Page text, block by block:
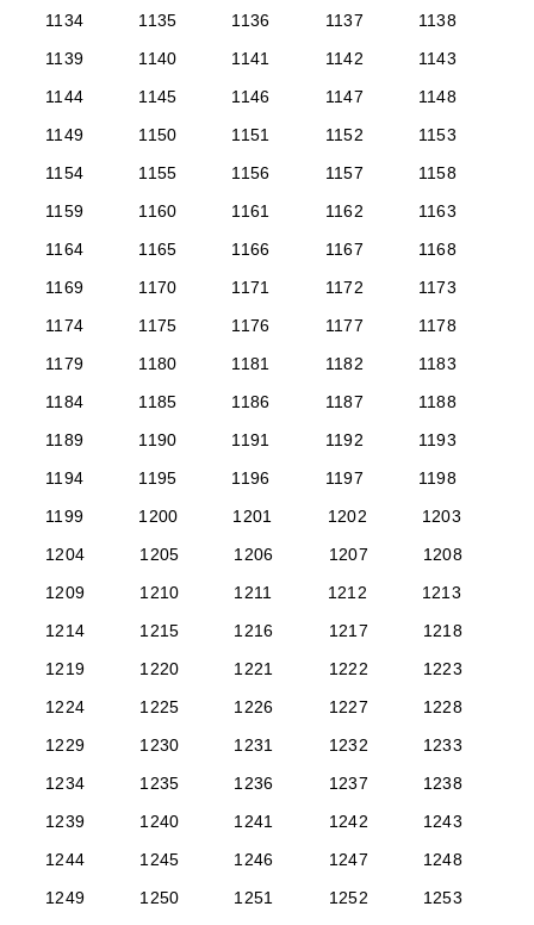
1134
1135 1136 1137
1138
1139
1140 1141 1142
1143
1144
1145 1146 1147
1148
1149
1150 1151 1152
1153
1154
1155 1156 1157
1158
1159
1160 1161 1162
1163
1164
1165 1166 1167
1168
1169
1170 1171 1172
1173
1174
1175 1176 1177
1178
1179
1180 1181 1182
1183
1184
1185 1186 1187
1188
1189
1190 1191 1192
1193
1194
1195 1196 1197
1198
1199
1200 1201 1202
1203
1204
1205 1206 1207
1208
1209
1210 1211 1212
1213
1214
1215 1216 1217
1218
1219
1220 1221 1222
1223
1224
1225 1226 1227
1228
1229
1230 1231 1232
1233
1234
1235 1236 1237
1238
1239
1240 1241 1242
1243
1244
1245 1246 1247
1248
1249
1250 1251 1252
1253